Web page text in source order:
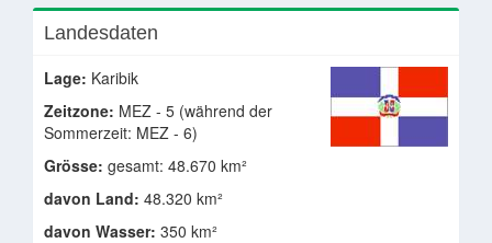
Landesdaten
Lage: Karibik
Zeitzone: MEZ - 5 (während der
Sommerzeit: MEZ - 6)
Grösse: gesamt: 48.670 km²
davon Land: 48.320 km²
davon Wasser: 350 km²